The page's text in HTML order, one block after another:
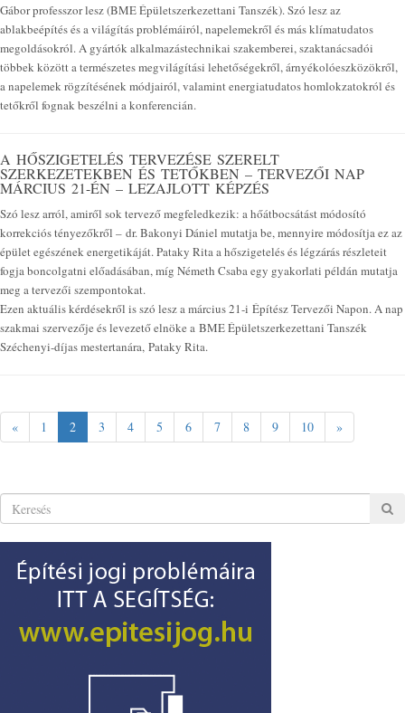
Gábor professzor lesz (BME Épületszerkezettani Tanszék). Szó lesz az
ablakbeépítés és a világítás problémáiról, napelemekről és más klímatudatos
megoldásokról. A gyártók alkalmazástechnikai szakemberei, szaktanácsadói
többek között a természetes megvilágítási lehetőségekről, árnyékolóeszközökről,
a napelemek rögzítésének módjairól, valamint energiatudatos homlokzatokról és
tetőkről fognak beszélni a konferencián.
A HŐSZIGETELÉS TERVEZÉSE SZERELT
SZERKEZETEKBEN ÉS TETŐKBEN – TERVEZŐI NAP
MÁRCIUS 21-ÉN – LEZAJLOTT KÉPZÉS
Szó lesz arról, amiről sok tervező megfeledkezik: a hőátbocsátást módosító
korrekciós tényezőkről – dr. Bakonyi Dániel mutatja be, mennyire módosítja ez az
épület egészének energetikáját. Pataky Rita a hőszigetelés és légzárás részleteit
fogja boncolgatni előadásában, míg Németh Csaba egy gyakorlati példán mutatja
meg a tervezői szempontokat.
Ezen aktuális kérdésekről is szó lesz a március 21-i Építész Tervezői Napon. A nap
szakmai szervezője és levezető elnöke a BME Épületszerkezettani Tanszék
Széchenyi-díjas mestertanára, Pataky Rita.
« 1 2 3 4 5 6 7 8 9 10 »